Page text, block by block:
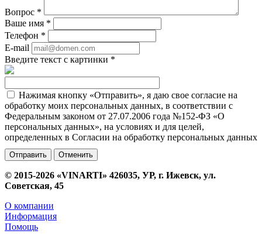
Вопрос *
Ваше имя *
Телефон *
E-mail
Введите текст с картинки *
Нажимая кнопку «Отправить», я даю свое согласие на
обработку моих персональных данных, в соответствии с
Федеральным законом от 27.07.2006 года №152-ФЗ «О
персональных данных», на условиях и для целей,
определенных в Согласии на обработку персональных данных
Отменить
© 2015-2026 «VINARTI» 426035, УР, г. Ижевск, ул.
Советская, 45
О компании
Информация
Помощь